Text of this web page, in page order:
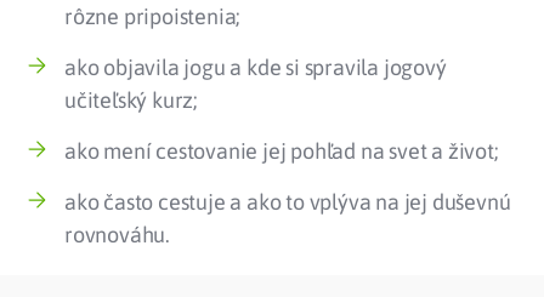
rôzne pripoistenia;
ako objavila jogu a kde si spravila jogový
učiteľský kurz;
ako mení cestovanie jej pohľad na svet a život;
ako často cestuje a ako to vplýva na jej duševnú
rovnováhu.